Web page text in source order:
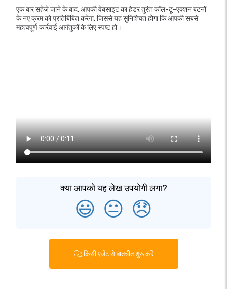
एक बार सहेजे जाने के बाद, आपकी वेबसाइट का हेडर तुरंत कॉल-टू-एक्शन बटनों
के नए क्रम को प्रतिबिंबित करेगा, जिससे यह सुनिश्चित होगा कि आपकी सबसे
महत्वपूर्ण कार्रवाई आगंतुकों के लिए स्पष्ट हो।
क्या आपको यह लेख उपयोगी लगा?
😃 😐 😞
किसी एजेंट से बातचीत शुरू करें